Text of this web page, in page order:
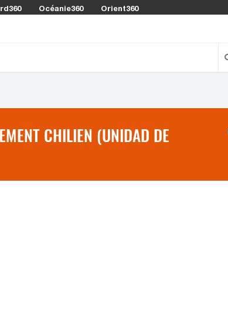
Océanie360 Orient360
CHILIEN (UNIDAD DE